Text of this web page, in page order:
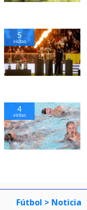
5
visitas
4
visitas
Fútbol > Noticia